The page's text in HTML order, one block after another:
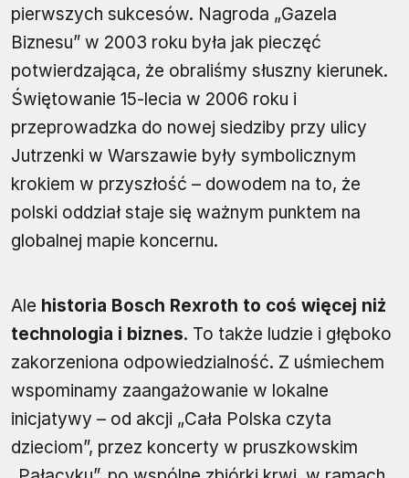
pierwszych sukcesów. Nagroda „Gazela
Biznesu” w 2003 roku była jak pieczęć
potwierdzająca, że obraliśmy słuszny kierunek.
Świętowanie 15-lecia w 2006 roku i
przeprowadzka do nowej siedziby przy ulicy
Jutrzenki w Warszawie były symbolicznym
krokiem w przyszłość – dowodem na to, że
polski oddział staje się ważnym punktem na
globalnej mapie koncernu.
Ale historia Bosch Rexroth to coś więcej niż
technologia i biznes. To także ludzie i głęboko
zakorzeniona odpowiedzialność. Z uśmiechem
wspominamy zaangażowanie w lokalne
inicjatywy – od akcji „Cała Polska czyta
dzieciom”, przez koncerty w pruszkowskim